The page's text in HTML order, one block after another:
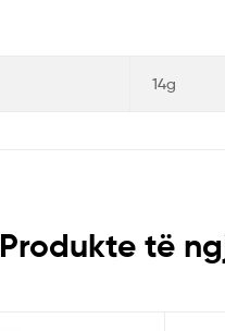
14g
Produkte të